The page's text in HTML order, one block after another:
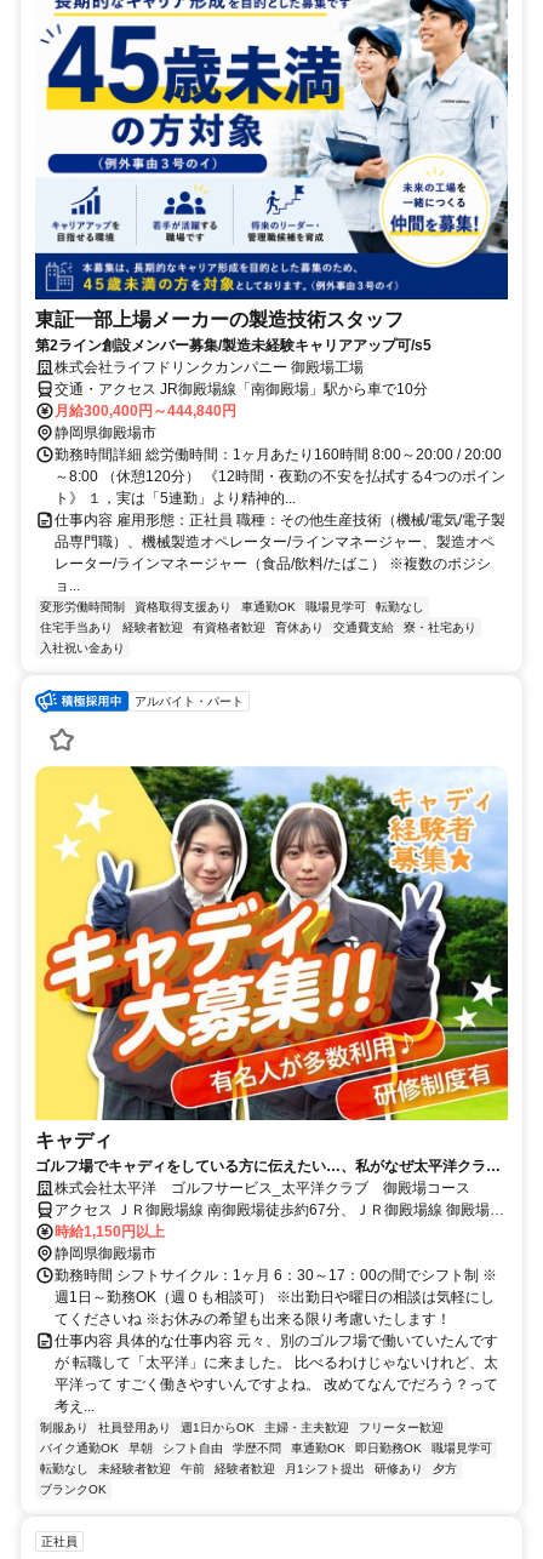
東証一部上場メーカーの製造技術スタッフ
第2ライン創設メンバー募集/製造未経験キャリアアップ可/s5
株式会社ライフドリンクカンパニー 御殿場工場
交通・アクセス JR御殿場線「南御殿場」駅から車で10分
月給300,400円～444,840円
静岡県御殿場市
勤務時間詳細 総労働時間：1ヶ月あたり160時間 8:00～20:00 / 20:00
～8:00 （休憩120分） 《12時間・夜勤の不安を払拭する4つのポイン
ト》 １，実は「5連勤」より精神的...
仕事内容 雇用形態：正社員 職種：その他生産技術（機械/電気/電子製
品専門職）、機械製造オペレーター/ラインマネージャー、製造オペ
レーター/ラインマネージャー（食品/飲料/たばこ） ※複数のポジシ
ョ...
変形労働時間制 資格取得支援あり 車通勤OK 職場見学可
転勤なし
住宅手当あり
経験者歓迎 有資格者歓迎 育休あり 交通費支給
寮・社宅あり
入社祝い金あり
アルバイト・パート
キャディ
ゴルフ場でキャディをしている方に伝えたい…、私がなぜ太平洋クラブ
で働くのかを。
株式会社太平洋 ゴルフサービス_太平洋クラブ 御殿場コース
アクセス ＪＲ御殿場線 南御殿場徒歩約67分、ＪＲ御殿場線 御殿場富
士山口徒歩約80分、ＪＲ御殿場線 富士岡徒歩約79分 東名高速「御殿
場IC」より約18分
時給1,150円以上
静岡県御殿場市
勤務時間 シフトサイクル：1ヶ月 6：30～17：00の間でシフト制 ※
週1日～勤務OK（週０も相談可） ※出勤日や曜日の相談は気軽にし
てくださいね ※お休みの希望も出来る限り考慮いたします！
仕事内容 具体的な仕事内容 元々、別のゴルフ場で働いていたんです
が 転職して「太平洋」に来ました。 比べるわけじゃないけれど、太
平洋って すごく働きやすいんですよね。 改めてなんでだろう？って
考え...
制服あり 社員登用あり 週1日からOK 主婦・主夫歓迎
フリーター歓迎
バイク通勤OK
早朝 シフト自由 学歴不問 車通勤OK 即日勤務OK
職場見学可
転勤なし
未経験者歓迎 午前 経験者歓迎 月1シフト提出 研修あり
夕方
ブランクOK
正社員